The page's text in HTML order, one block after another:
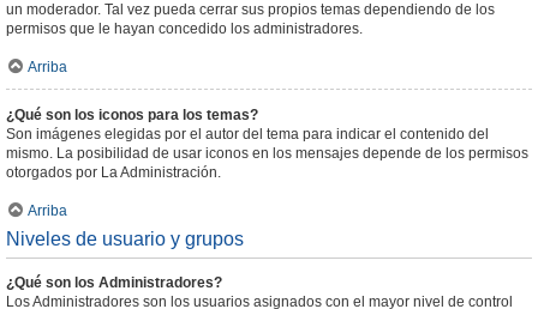
un moderador. Tal vez pueda cerrar sus propios temas dependiendo de los
permisos que le hayan concedido los administradores.
Arriba
¿Qué son los iconos para los temas?
Son imágenes elegidas por el autor del tema para indicar el contenido del
mismo. La posibilidad de usar iconos en los mensajes depende de los permisos
otorgados por La Administración.
Arriba
Niveles de usuario y grupos
¿Qué son los Administradores?
Los Administradores son los usuarios asignados con el mayor nivel de control